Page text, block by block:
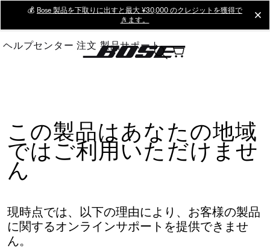
Main
💰 Bose 製品を下取りに出すと最大 ¥30,000 のクレジットを獲得で
きます。
ヘルプセンター 注文 製品サポート
この製品はあなたの地域
ではご利用いただけませ
ん
現時点では、以下の理由により、お客様の製品
に関するオンラインサポートを提供できませ
ん。